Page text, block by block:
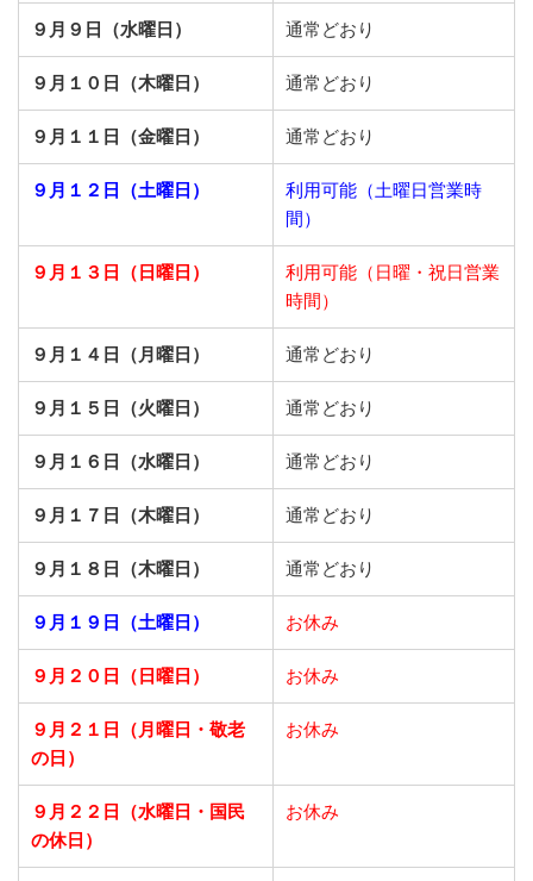
９月９日（水曜日） 通常どおり
９月１０日（木曜日） 通常どおり
９月１１日（金曜日） 通常どおり
９月１２日（土曜日）
利用可能（土曜日営業時
間）
９月１３日（日曜日）
利用可能（日曜・祝日営業
時間）
９月１４日（月曜日） 通常どおり
９月１５日（火曜日） 通常どおり
９月１６日（水曜日） 通常どおり
９月１７日（木曜日） 通常どおり
９月１８日（木曜日） 通常どおり
９月１９日（土曜日） お休み
９月２０日（日曜日） お休み
９月２１日
（月曜日・敬老
の日）
お休み
９月２２日
（水曜日・国民
の休日）
お休み